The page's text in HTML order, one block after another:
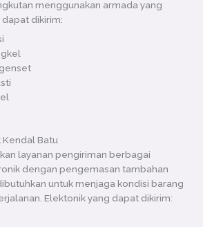
menggunakan armada yang
dapat dikirim:
Kendal Batu
layanan pengiriman berbagai
dengan pengemasan tambahan
untuk menjaga kondisi barang
Elektonik yang dapat dikirim: